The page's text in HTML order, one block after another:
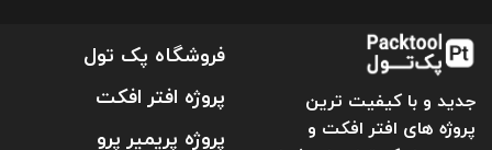
جدید و با کیفیت ترین
پروژه های افتر افکت و
فروشگاه پک تول
پروژه افتر افکت
پروژه پریمیر پرو